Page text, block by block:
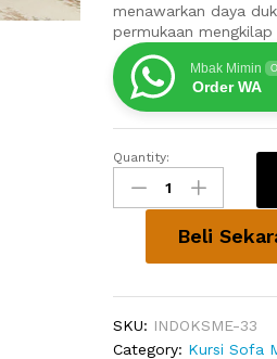
menawarkan daya
permukaan
Mbak Mimin
Order WA
Sofa
Klasik
Mewah
Aphrodite
Quantity:
Beli
SKU: INDOKSME-33
Category: Kursi Sofa